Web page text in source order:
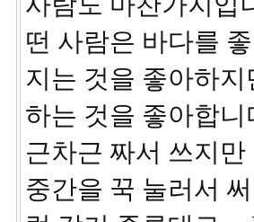
떤 사람은 바다를
지는 것을 좋아하
하는 것을 좋아합
근차근 짜서 쓰지
중간을 꾹 눌러서